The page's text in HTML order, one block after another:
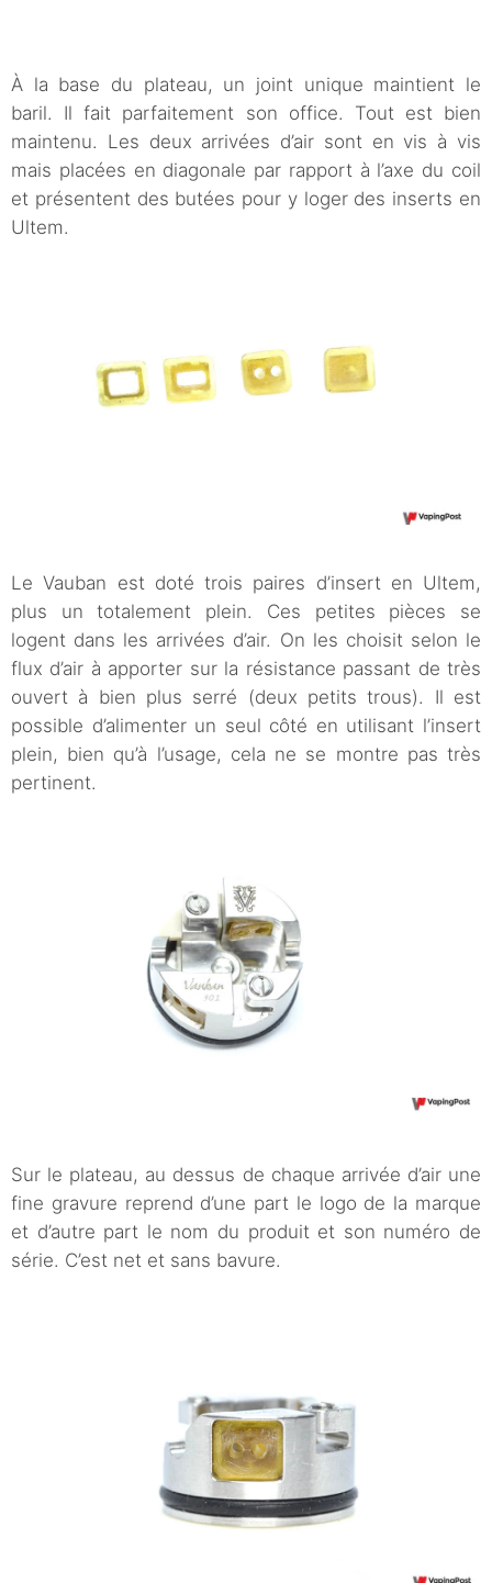
À la base du plateau, un joint unique maintient le
baril. Il fait parfaitement son office. Tout est bien
maintenu. Les deux arrivées d’air sont en vis à vis
mais placées en diagonale par rapport à l’axe du coil
et présentent des butées pour y loger des inserts en
Ultem.
Le Vauban est doté trois paires d’insert en Ultem,
plus un totalement plein. Ces petites pièces se
logent dans les arrivées d’air. On les choisit selon le
flux d’air à apporter sur la résistance passant de très
ouvert à bien plus serré (deux petits trous). Il est
possible d’alimenter un seul côté en utilisant l’insert
plein, bien qu’à l’usage, cela ne se montre pas très
pertinent.
Sur le plateau, au dessus de chaque arrivée d’air une
fine gravure reprend d’une part le logo de la marque
et d’autre part le nom du produit et son numéro de
série. C’est net et sans bavure.